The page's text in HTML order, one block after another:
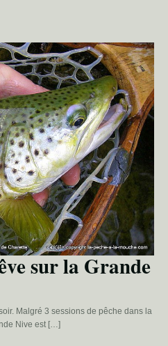
sur la Grande
Malgré 3 sessions de pêche dans la
Nive est […]